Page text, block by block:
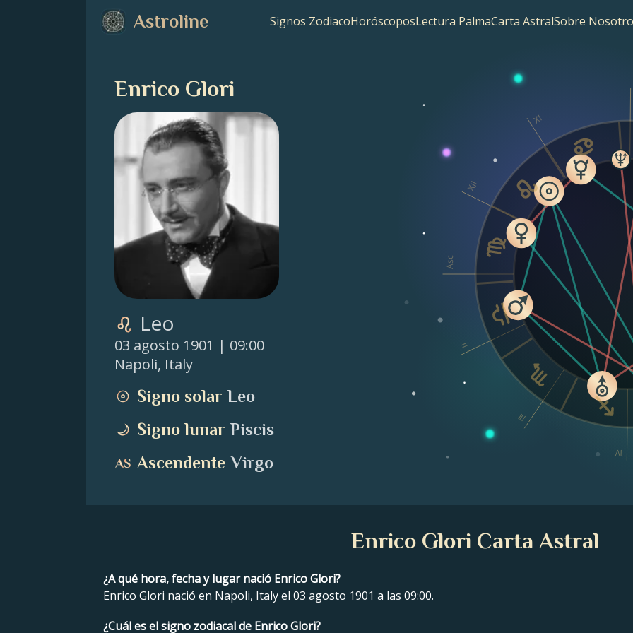
Astroline Signos ZodiacoHoróscoposLectura PalmaCarta AstralSobre
Enrico Glori
Leo
03 agosto 1901 | 09:00
Napoli, Italy
Signo solar Leo
Signo lunar Piscis
Ascendente Virgo
Asc
II
III
IV
XI
XII
Enrico Glori Carta Astral
¿A qué hora, fecha y lugar nació Enrico Glori?
Enrico Glori nació en Napoli, Italy el 03 agosto 1901 a las 09:00.
¿Cuál es el signo zodiacal de Enrico Glori?